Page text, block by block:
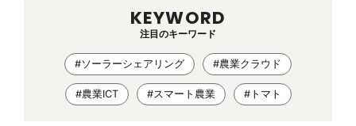
KEYWORD
注目のキーワード
#ソーラーシェアリング #農業クラウド
#農業ICT #スマート農業 #トマト